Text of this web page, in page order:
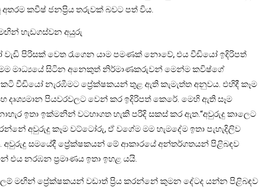
අතරම කවීෂ් ජනප්‍රිය තරුවක් බවට පත් විය.
මඟින් හැඩගස්වන අයුරු
පිරිසක් වෙත රැගෙන යාම පමණක් නොවේ, එය වීඩියෝ ඉදිරිපත්
මාධ්‍යයේ සිටින අනෙකුත් නිර්මාණකරුවන් මෙන්ම කවිෂ්ගේ
වීඩියෝ නැරඹීමට ප්‍රේක්ෂකයන් තුළ ඇති කැමැත්ත අනුවය. එහිදී කෑම
දෘශ්‍යමාන පියවරවලට වෙන් කර ඉදිරිපත් කෙරේ. මෙහි ඇති සෑම
ඉතා ඉක්මනින් වටහාගත හැකි පරිදි සකස් කර ඇත.“අවුරුදු කාලෙට
අවුරුදු කෑම වට්ටෝරු, ඒ වගේම මම හැමදේම ඉතා පැහැදිලිව
අවුරුදු සමයේදී ප්‍රේක්ෂකයන් මේ ආකාරයේ අන්තර්ගතයන් පිළිබඳව
එය නරඹන ප්‍රමාණය ඉතා ඉහළ යයි.
මඟින් ප්‍රේක්ෂකයන් වඩාත් ප්‍රිය කරන්නේ කුමන දේටද යන්න පිළිබඳව